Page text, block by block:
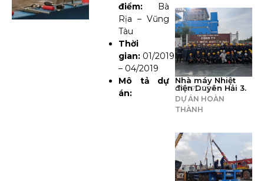
điểm: Bà
Rịa – Vũng
Tàu
Thời
gian: 01/2019
– 04/2019
Mô tả dự
án:
Nhà máy Nhiệt
điện Duyên Hải 3.
07/07/2026
DỰ ÁN HOÀN
THÀNH